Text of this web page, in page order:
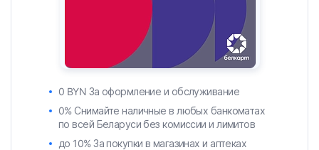
0 BYN За оформление и обслуживание
0% Снимайте наличные в любых банкоматах
по всей Беларуси без комиссии и лимитов
до 10% За покупки в магазинах и аптеках